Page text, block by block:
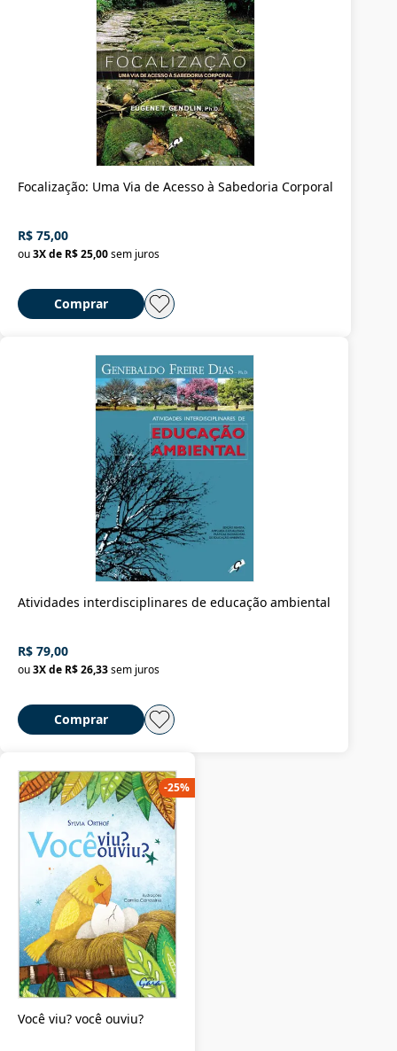
Focalização: Uma Via de Acesso à Sabedoria Corporal
R$ 75,00
ou3X de R$ 25,00sem juros
Comprar
Atividades interdisciplinares de educação ambiental
R$ 79,00
ou3X de R$ 26,33sem juros
Comprar
Você viu? você ouviu?
-25%